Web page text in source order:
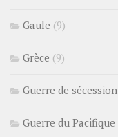
Gaule (9)
Grèce (9)
Guerre de sécession
Guerre du Pacifique